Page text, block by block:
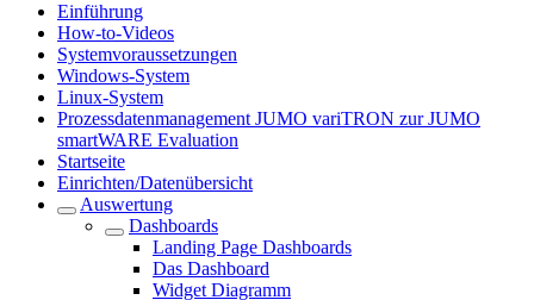
Einführung
How-to-Videos
Systemvoraussetzungen
Windows-System
Linux-System
Prozessdatenmanagement JUMO variTRON zur JUMO
smartWARE Evaluation
Startseite
Einrichten/Datenübersicht
Auswertung
Dashboards
Landing Page Dashboards
Das Dashboard
Widget Diagramm